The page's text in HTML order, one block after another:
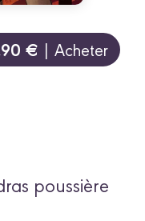
€ | Acheter
poussière